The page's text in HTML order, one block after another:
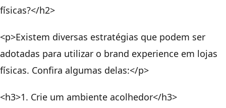
físicas?</h2>
<p>Existem diversas estratégias que podem ser
adotadas para utilizar o brand experience em lojas
físicas. Confira algumas delas:</p>
<h3>1. Crie um ambiente acolhedor</h3>